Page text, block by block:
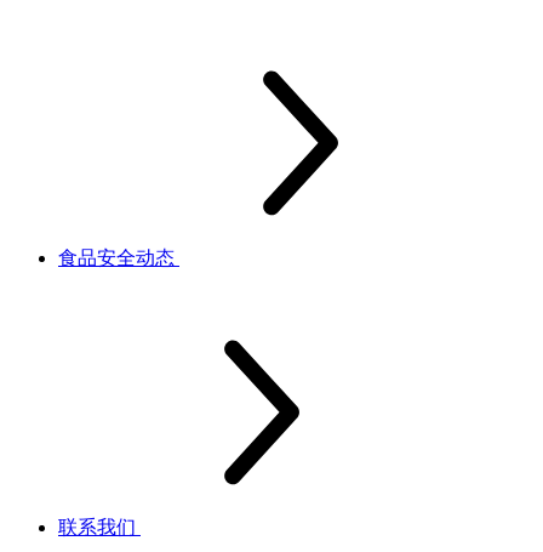
食品安全动态
联系我们